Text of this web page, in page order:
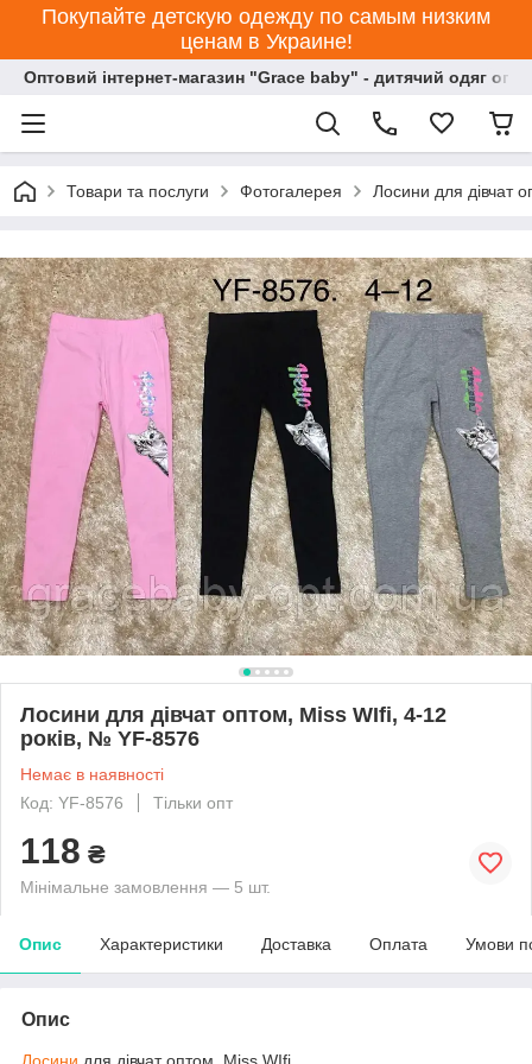
Покупайте детскую одежду по самым низким
ценам в Украине!
Оптовий інтернет-магазин "Grace baby" - дитячий одяг
Товари та послуги Фотогалерея Лосини для дівчат
Лосини для дівчат оптом, Miss WIfi, 4-12
років, № YF-8576
Немає в наявності
Код: YF-8576
Тільки опт
118 ₴
Мінімальне замовлення — 5 шт.
Опис Характеристики Доставка Оплата Умови
Опис
Лосини для дівчат оптом, Miss WIfi